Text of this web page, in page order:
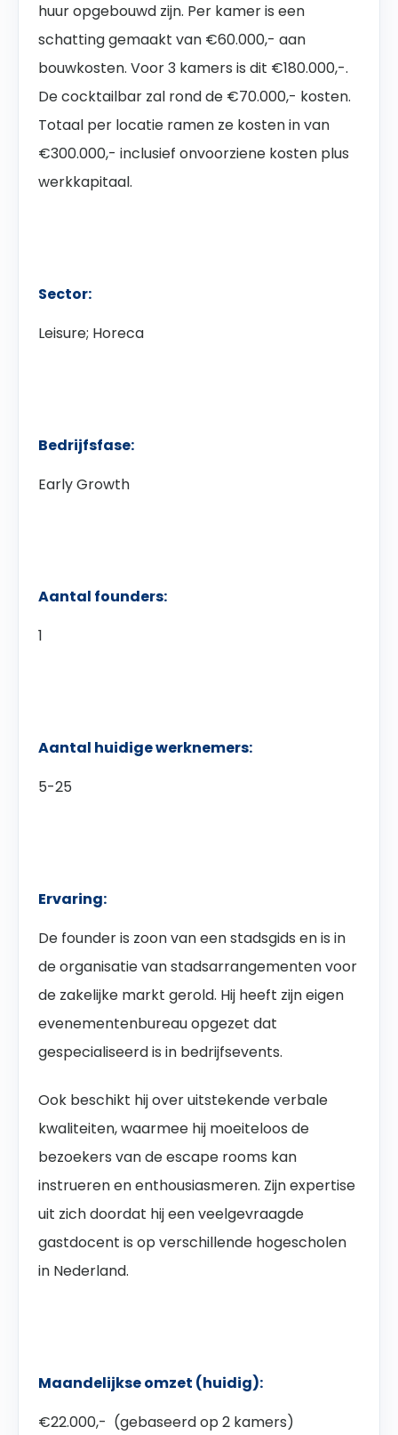
huur opgebouwd zijn. Per kamer is een
schatting gemaakt van €60.000,- aan
bouwkosten. Voor 3 kamers is dit €180.000,-.
De cocktailbar zal rond de €70.000,- kosten.
Totaal per locatie ramen ze kosten in van
€300.000,- inclusief onvoorziene kosten plus
werkkapitaal.
Sector:
Leisure; Horeca
Bedrijfsfase:
Early Growth
Aantal founders:
1
Aantal huidige werknemers:
5-25
Ervaring:
De founder is zoon van een stadsgids en is in
de organisatie van stadsarrangementen voor
de zakelijke markt gerold. Hij heeft zijn eigen
evenementenbureau opgezet dat
gespecialiseerd is in bedrijfsevents.
Ook beschikt hij over uitstekende verbale
kwaliteiten, waarmee hij moeiteloos de
bezoekers van de escape rooms kan
instrueren en enthousiasmeren. Zijn expertise
uit zich doordat hij een veelgevraagde
gastdocent is op verschillende hogescholen
in Nederland.
Maandelijkse omzet (huidig):
€22.000,- (gebaseerd op 2 kamers)